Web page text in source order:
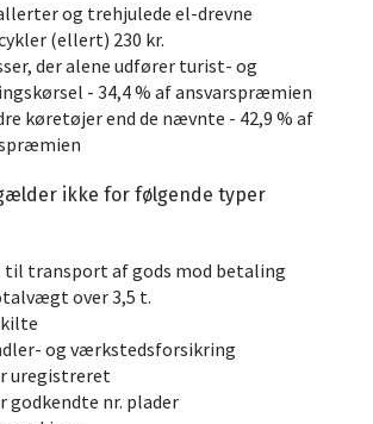
og trehjulede el-drevne
(ellert) 230 kr.
der alene udfører turist- og
- 34,4 % af ansvarspræmien
køretøjer end de nævnte - 42,9 % af
ikke for følgende typer
til transport af gods mod betaling
over 3,5 t.
og værkstedsforsikring
uregistreret
godkendte nr. plader